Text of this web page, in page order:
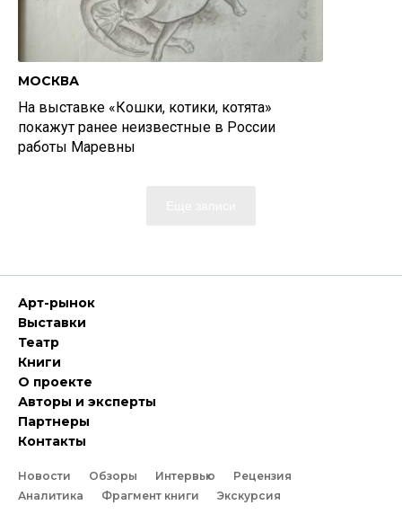
МОСКВА
На выставке «Кошки, котики, котята»
покажут ранее неизвестные в России
работы Маревны
Арт-рынок
Выставки
Театр
Книги
О проекте
Авторы и эксперты
Партнеры
Контакты
Новости Обзоры Интервью
Рецензия
Аналитика
Фрагмент книги Экскурсия